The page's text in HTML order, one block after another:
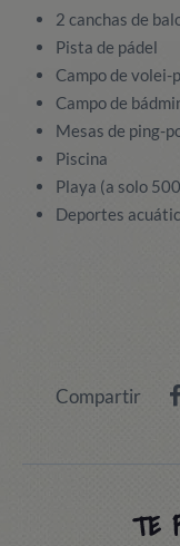
2 canchas de
Pista de pádel
Campo de volei-
Campo de
Mesas de ping-
Piscina
Playa (a solo
Deportes
Compartir
TE